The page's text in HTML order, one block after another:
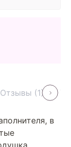
Отзывы (1)
в